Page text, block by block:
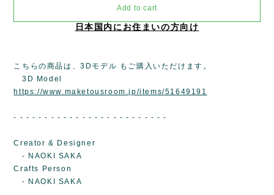
Add to cart
日本国内にお住まいの方向け
こちらの商品は、3Dモデル もご購入いただけます。
3D Model
https://www.maketousroom.jp/items/51649191
- - - - - - - - - - - - - - - - - - - - - - - - -
Creator & Designer
- NAOKI SAKA
Crafts Person
- NAOKI SAKA